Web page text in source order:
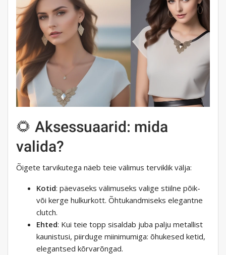
🌻 Aksessuaarid: mida
valida?
Õigete tarvikutega näeb teie välimus terviklik välja:
Kotid: päevaseks välimuseks valige stiilne põik-
või kerge hulkurkott. Õhtukandmiseks elegantne
clutch.
Ehted: Kui teie topp sisaldab juba palju metallist
kaunistusi, piirduge miinimumiga: õhukesed ketid,
elegantsed kõrvarõngad.